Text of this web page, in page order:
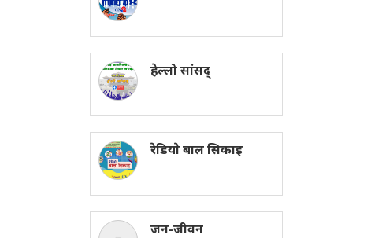
हेल्लो सांसद्
रेडियाे बाल सिकाइ
जन-जीवन